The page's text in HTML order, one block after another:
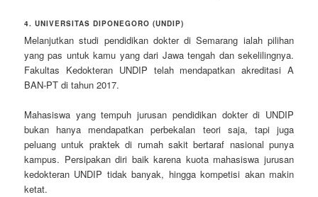
4. UNIVERSITAS DIPONEGORO (UNDIP)
Melanjutkan studi pendidikan dokter di Semarang ialah pilihan
yang pas untuk kamu yang dari Jawa tengah dan sekelilingnya.
Fakultas Kedokteran UNDIP telah mendapatkan akreditasi A
BAN-PT di tahun 2017.
Mahasiswa yang tempuh jurusan pendidikan dokter di UNDIP
bukan hanya mendapatkan perbekalan teori saja, tapi juga
peluang untuk praktek di rumah sakit bertaraf nasional punya
kampus. Persipakan diri baik karena kuota mahasiswa jurusan
kedokteran UNDIP tidak banyak, hingga kompetisi akan makin
ketat.